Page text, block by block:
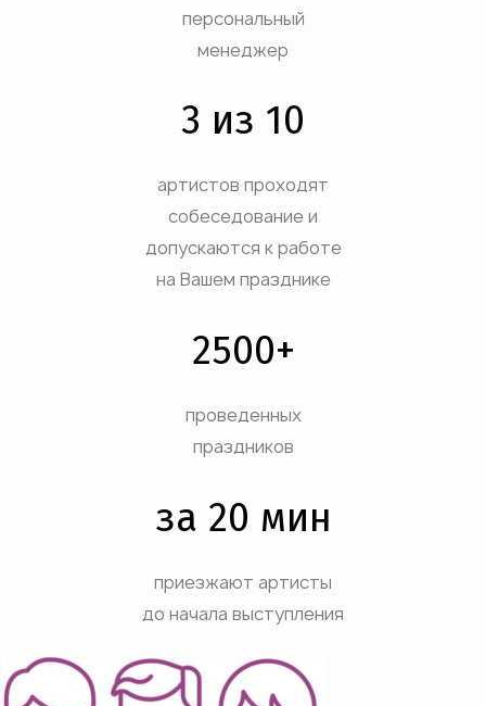
персональный
менеджер
3 из 10
артистов проходят
собеседование и
допускаются к работе
на Вашем празднике
2500+
проведенных
праздников
за 20 мин
приезжают артисты
до начала выступления